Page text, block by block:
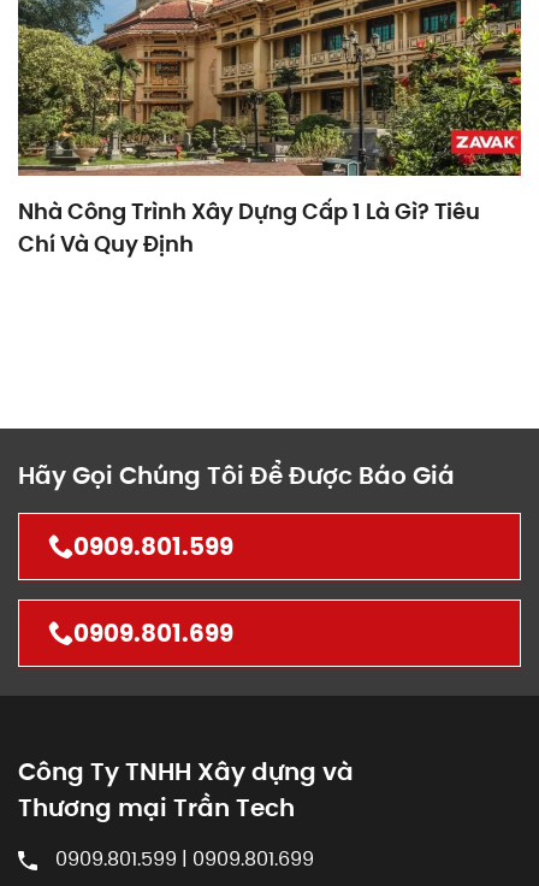
Nhà Công Trình Xây Dựng Cấp 1 Là Gì? Tiêu
Chí Và Quy Định
Hãy Gọi Chúng Tôi Để Được Báo Giá
0909.801.599
0909.801.699
Công Ty TNHH Xây dựng và
Thương mại Trần Tech
0909.801.599 | 0909.801.699